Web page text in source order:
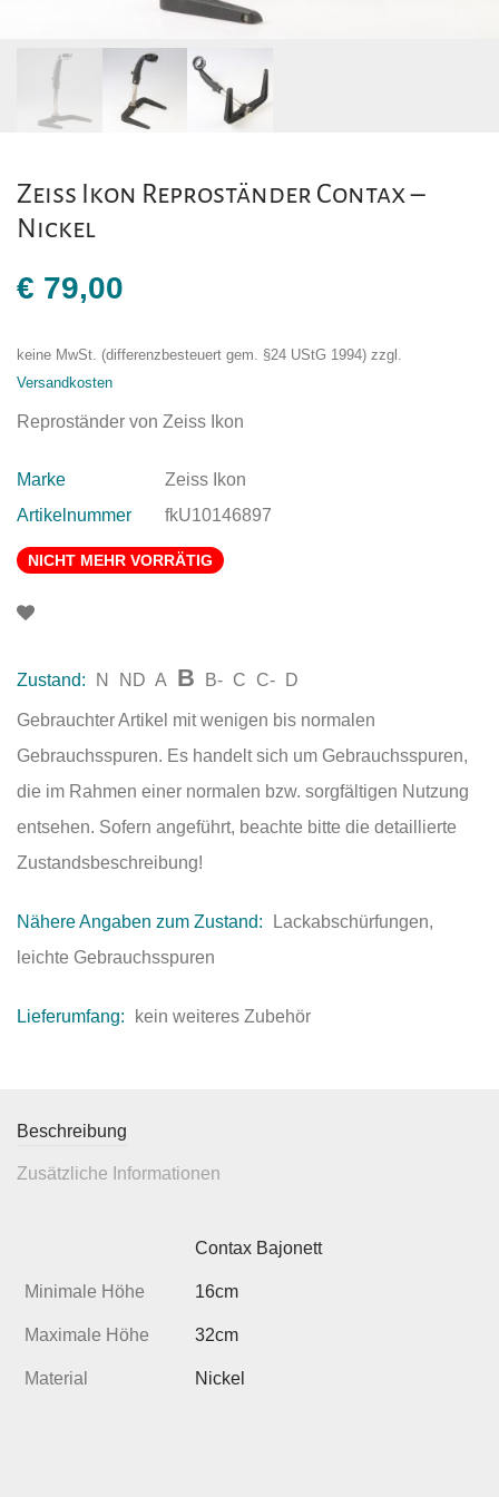
Zeiss Ikon Reproständer Contax –
Nickel
€ 79,00
keine MwSt. (differenzbesteuert gem. §24 UStG 1994) zzgl.
Versandkosten
Reproständer von Zeiss Ikon
Marke
Zeiss Ikon
Artikelnummer
fkU10146897
NICHT MEHR VORRÄTIG
Zustand: N ND A B B- C C- D
Gebrauchter Artikel mit wenigen bis normalen
Gebrauchsspuren. Es handelt sich um Gebrauchsspuren,
die im Rahmen einer normalen bzw. sorgfältigen Nutzung
entsehen. Sofern angeführt, beachte bitte die detaillierte
Zustandsbeschreibung!
Nähere Angaben zum Zustand:
Lackabschürfungen,
leichte Gebrauchsspuren
Lieferumfang: kein weiteres Zubehör
Beschreibung
Zusätzliche Informationen
Contax Bajonett
Minimale Höhe 16cm
Maximale Höhe 32cm
Material Nickel